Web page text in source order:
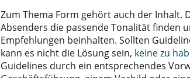
Zum Thema Form gehört auch der Inhalt.
Absenders die passende Tonalität finden
Empfehlungen beinhalten. Sollten
kann es nicht die Lösung sein, keine zu
Guidelines durch ein entsprechendes